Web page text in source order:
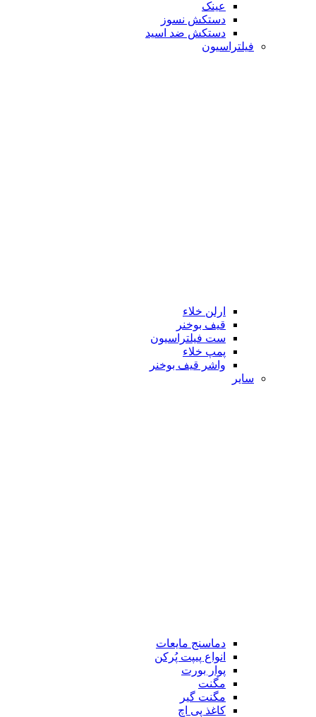
عینک
دستکش نسوز
دستکش ضد اسید
فیلتراسیون
ارلن خلاء
قیف بوخنر
ست فیلتراسیون
پمپ خلاء
واشر قیف بوخنر
سایر
دماسنج مایعات
انواع پیپت پُرکن
پوار بورت
مگنت
مگنت گیر
کاغذ پی اچ